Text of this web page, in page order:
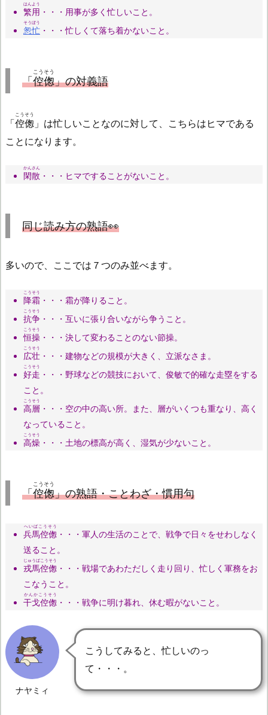
繁用
はんよう
・・・用事が多く忙しいこと。
怱忙
そうぼう
・・・忙しくて落ち着かないこと。
「倥偬
こうそう
」の対義語
「倥偬
こうそう
」は忙しいことなのに対して、こちらはヒマである
ことになります。
閑散
かんさん
・・・ヒマですることがないこと。
同じ読み方の熟語👀
多いので、ここでは７つのみ並べます。
降霜
こうそう
・・・霜が降りること。
抗争
こうそう
・・・互いに張り合いながら争うこと。
恒操
こうそう
・・・決して変わることのない節操。
広壮
こうそう
・・・建物などの規模が大きく、立派なさま。
好走
こうそう
・・・野球などの競技において、俊敏で的確な走塁をする
こと。
高層
こうそう
・・・空の中の高い所。また、層がいくつも重なり、高く
なっていること。
高燥
こうそう
・・・土地の標高が高く、湿気が少ないこと。
「倥偬
こうそう
」の熟語・ことわざ・慣用句
兵馬倥偬
へいばこうそう
・・・軍人の生活のことで、戦争で日々をせわしなく
送ること。
戎馬倥偬
じゅうばこうそう
・・・戦場であわただしく走り回り、忙しく軍務をお
こなうこと。
干戈倥偬
かんかこうそう
・・・戦争に明け暮れ、休む暇がないこと。
ナヤミィ
こうしてみると、忙しいのっ
て・・・。